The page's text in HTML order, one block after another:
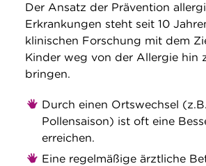
Der Ansatz der Prävention
Erkrankungen steht seit 10
klinischen Forschung mit dem
Kinder weg von der Allergie hin
bringen.
Durch einen Ortswechsel
Pollensaison) ist oft eine
erreichen.
Eine regelmäßige ärztliche